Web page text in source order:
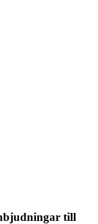
till